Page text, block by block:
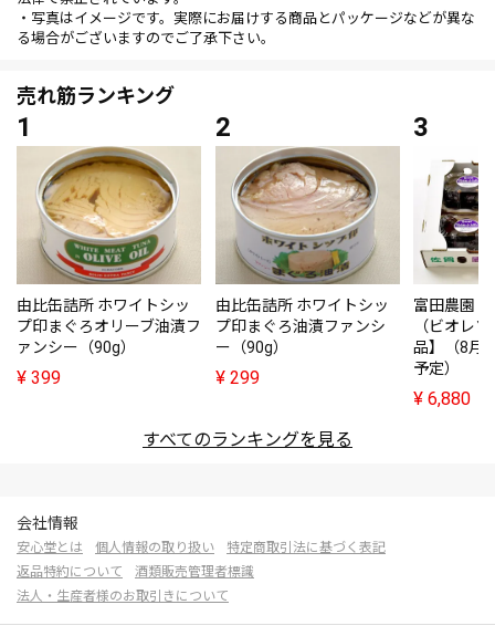
・写真はイメージです。実際にお届けする商品とパッケージなどが異な
る場合がございますのでご了承下さい。
売れ筋ランキング
由比缶詰所 ホワイトシッ
プ印まぐろオリーブ油漬フ
ァンシー（90g）
¥ 399
由比缶詰所 ホワイトシッ
プ印まぐろ油漬ファンシ
ー（90g）
¥ 299
富田農園
（ビオレ
品】（8月
予定）
¥ 6,880
すべてのランキングを見る
会社情報
安心堂とは 個人情報の取り扱い
特定商取引法に基づく表記
返品特約について
酒類販売管理者標識
法人・生産者様のお取引きについて